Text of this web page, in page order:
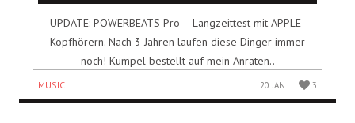
UPDATE: POWERBEATS Pro – Langzeittest mit APPLE-
Kopfhörern. Nach 3 Jahren laufen diese Dinger immer
noch! Kumpel bestellt auf mein Anraten..
MUSIC 20 JAN. 3